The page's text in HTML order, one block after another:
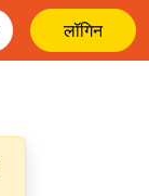
लॉगिन